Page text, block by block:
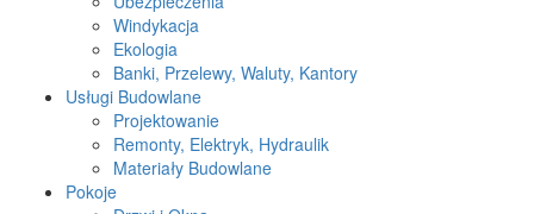
Windykacja
Ekologia
Banki, Przelewy, Waluty, Kantory
Usługi Budowlane
Projektowanie
Remonty, Elektryk, Hydraulik
Materiały Budowlane
Pokoje